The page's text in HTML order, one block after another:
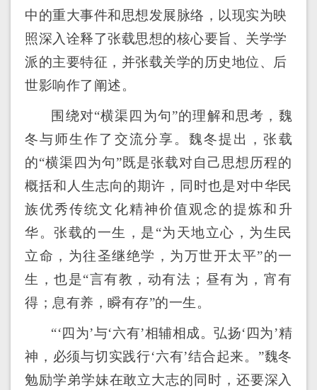
中的重大事件和思想发展脉络，以现实为映
照深入诠释了张载思想的核心要旨、关学学
派的主要特征，并张载关学的历史地位、后
世影响作了阐述。
围绕对“横渠四为句”的理解和思考，魏
冬与师生作了交流分享。魏冬提出，张载
的“横渠四为句”既是张载对自己思想历程的
概括和人生志向的期许，同时也是对中华民
族优秀传统文化精神价值观念的提炼和升
华。张载的一生，是“为天地立心，为生民
立命，为往圣继绝学，为万世开太平”的一
生，也是“言有教，动有法；昼有为，宵有
得；息有养，瞬有存”的一生。
“‘四为’与‘六有’相辅相成。弘扬‘四为’精
神，必须与切实践行‘六有’结合起来。”魏冬
勉励学弟学妹在敢立大志的同时，还要深入